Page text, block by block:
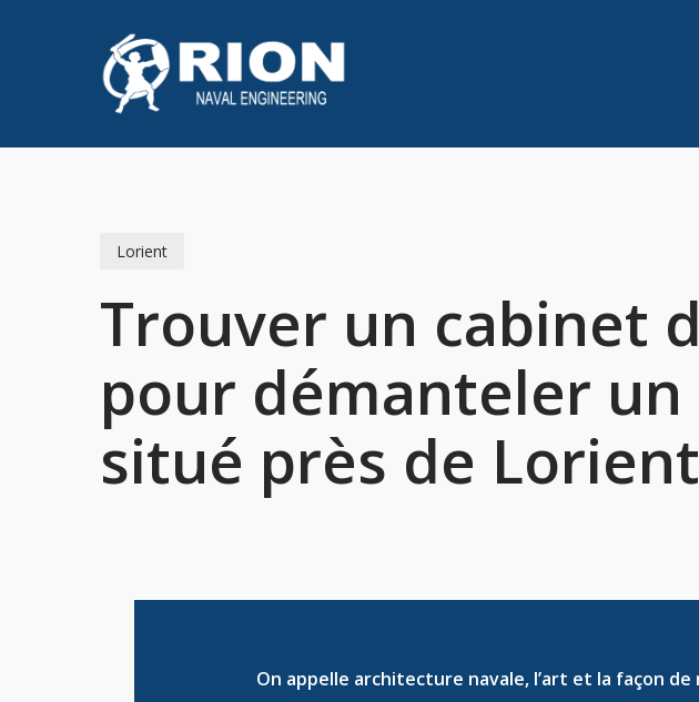
Lorient
Trouver un cabinet
pour démanteler
situé près de Lorient
On appelle architecture navale, l’art et la façon de